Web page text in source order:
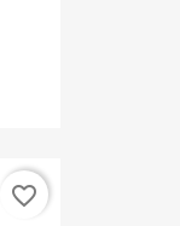
favorite_border